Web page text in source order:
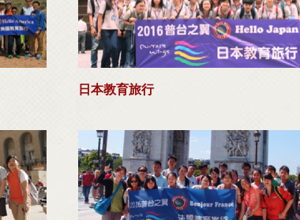
日本教育旅行